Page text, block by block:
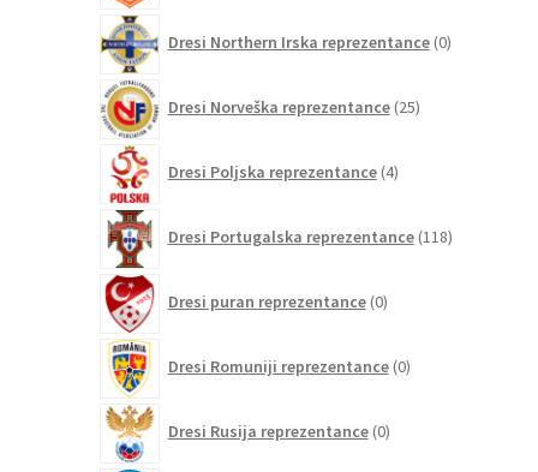
Dresi Northern Irska reprezentance 0izdelkov
Dresi Norveška reprezentance 25izdelkov
Dresi Poljska reprezentance 4izdelki
Dresi Portugalska reprezentance 118izdelkov
Dresi puran reprezentance 0izdelkov
Dresi Romuniji reprezentance 0izdelkov
Dresi Rusija reprezentance 0izdelkov